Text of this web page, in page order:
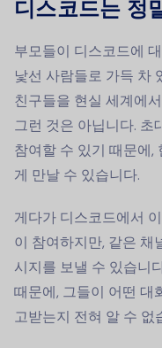
디스코드는 정
부모들이 디스코드에
낯선 사람들로 가득 차
친구들을 현실 세계에
그런 것은 아닙니다. 초
참여할 수 있기 때문에,
게 만날 수 있습니다.
게다가 디스코드에서
이 참여하지만, 같은 채
시지를 보낼 수 있습니
때문에, 그들이 어떤 대
고받는지 전혀 알 수 없